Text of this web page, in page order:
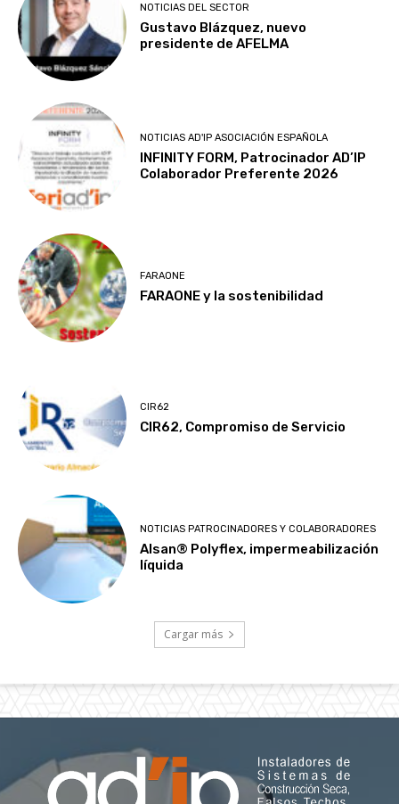
NOTICIAS DEL SECTOR
Gustavo Blázquez, nuevo
presidente de AFELMA
NOTICIAS AD'IP ASOCIACIÓN ESPAÑOLA
INFINITY FORM, Patrocinador AD’IP
Colaborador Preferente 2026
FARAONE
FARAONE y la sostenibilidad
CIR62
CIR62, Compromiso de Servicio
NOTICIAS PATROCINADORES Y COLABORADORES
Alsan® Polyflex, impermeabilización
líquida
Cargar más